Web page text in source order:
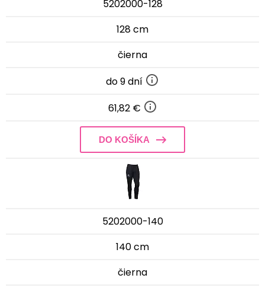
5202000-128
128 cm
čierna
do 9 dní
61,82 €
DO KOŠÍKA
5202000-140
140 cm
čierna